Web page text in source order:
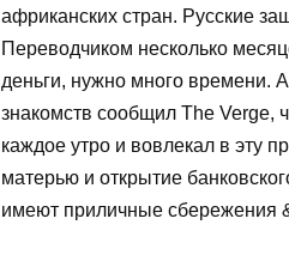
африканских стран. Русские
Переводчиком несколько
деньги, нужно много времени.
знакомств сообщил The Verge,
каждое утро и вовлекал в эту
матерью и открытие
имеют приличные сбережения